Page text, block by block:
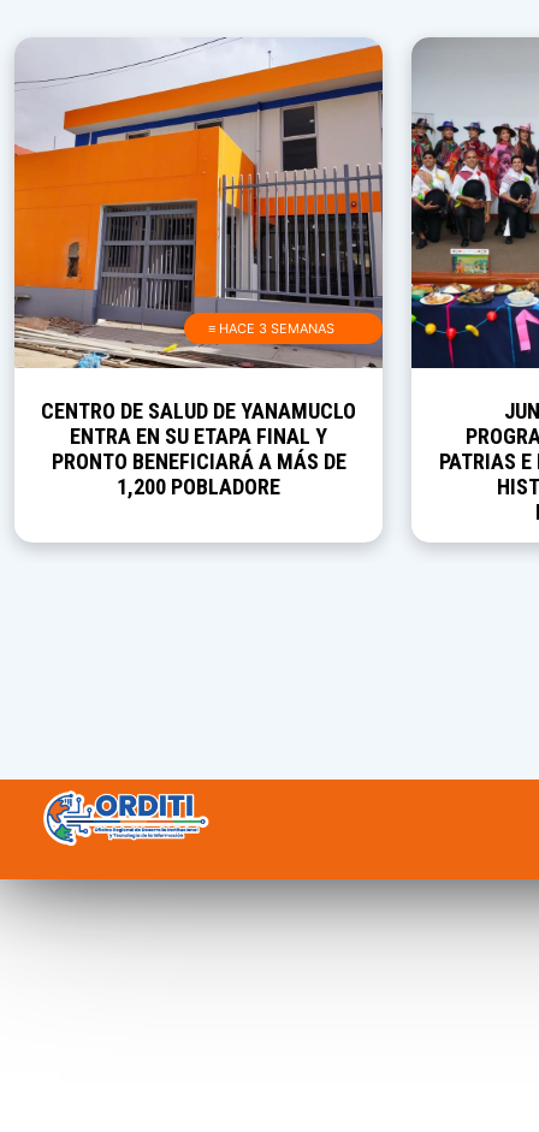
≡ HACE 3 SEMANAS
CENTRO DE SALUD DE YANAMUCLO
ENTRA EN SU ETAPA FINAL Y
PRONTO BENEFICIARÁ A MÁS DE
1,200 POBLADORE
PATRIAS